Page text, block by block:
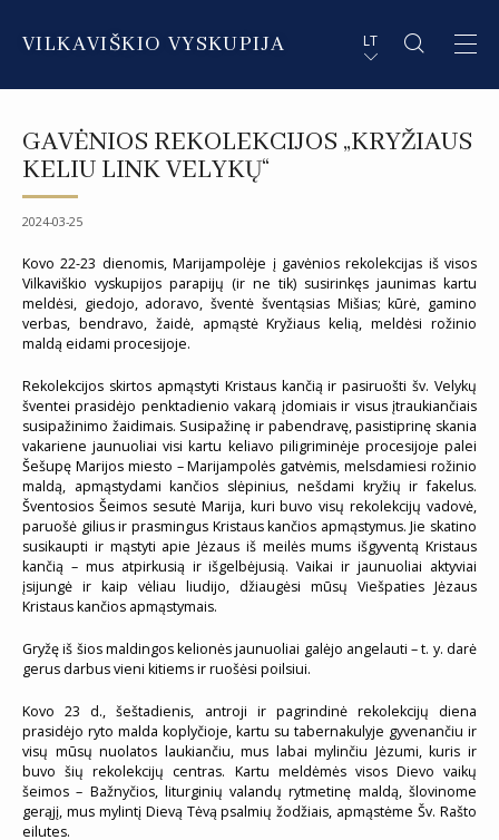
VILKAVIŠKIO VYSKUPIJA LT
DVASININKAI
DEKANATAI IR PARAPIJOS
PAŠVĘSTAS GYVENIMAS
EN SUMMARY
IT SOMMARIO
GAVĖNIOS REKOLEKCIJOS „KRYŽIAUS
KELIU LINK VELYKŲ“
2024-03-25
Kovo 22-23 dienomis, Marijampolėje į gavėnios rekolekcijas iš visos
Vilkaviškio vyskupijos parapijų (ir ne tik) susirinkęs jaunimas kartu
meldėsi, giedojo, adoravo, šventė šventąsias Mišias; kūrė, gamino
verbas, bendravo, žaidė, apmąstė Kryžiaus kelią, meldėsi rožinio
maldą eidami procesijoje.
Rekolekcijos skirtos apmąstyti Kristaus kančią ir pasiruošti šv. Velykų
šventei prasidėjo penktadienio vakarą įdomiais ir visus įtraukiančiais
susipažinimo žaidimais. Susipažinę ir pabendravę, pasistiprinę skania
vakariene jaunuoliai visi kartu keliavo piligriminėje procesijoje palei
Šešupę Marijos miesto – Marijampolės gatvėmis, melsdamiesi rožinio
maldą, apmąstydami kančios slėpinius, nešdami kryžių ir fakelus.
Šventosios Šeimos sesutė Marija, kuri buvo visų rekolekcijų vadovė,
paruošė gilius ir prasmingus Kristaus kančios apmąstymus. Jie skatino
susikaupti ir mąstyti apie Jėzaus iš meilės mums išgyventą Kristaus
kančią – mus atpirkusią ir išgelbėjusią. Vaikai ir jaunuoliai aktyviai
įsijungė ir kaip vėliau liudijo, džiaugėsi mūsų Viešpaties Jėzaus
Kristaus kančios apmąstymais.
Gryžę iš šios maldingos kelionės jaunuoliai galėjo angelauti – t. y. darė
gerus darbus vieni kitiems ir ruošėsi poilsiui.
Kovo 23 d., šeštadienis, antroji ir pagrindinė rekolekcijų diena
prasidėjo ryto malda koplyčioje, kartu su tabernakulyje gyvenančiu ir
visų mūsų nuolatos laukiančiu, mus labai mylinčiu Jėzumi, kuris ir
buvo šių rekolekcijų centras. Kartu meldėmės visos Dievo vaikų
šeimos – Bažnyčios, liturginių valandų rytmetinę maldą, šlovinome
gerąjį, mus mylintį Dievą Tėvą psalmių žodžiais, apmąstėme Šv. Rašto
eilutes.